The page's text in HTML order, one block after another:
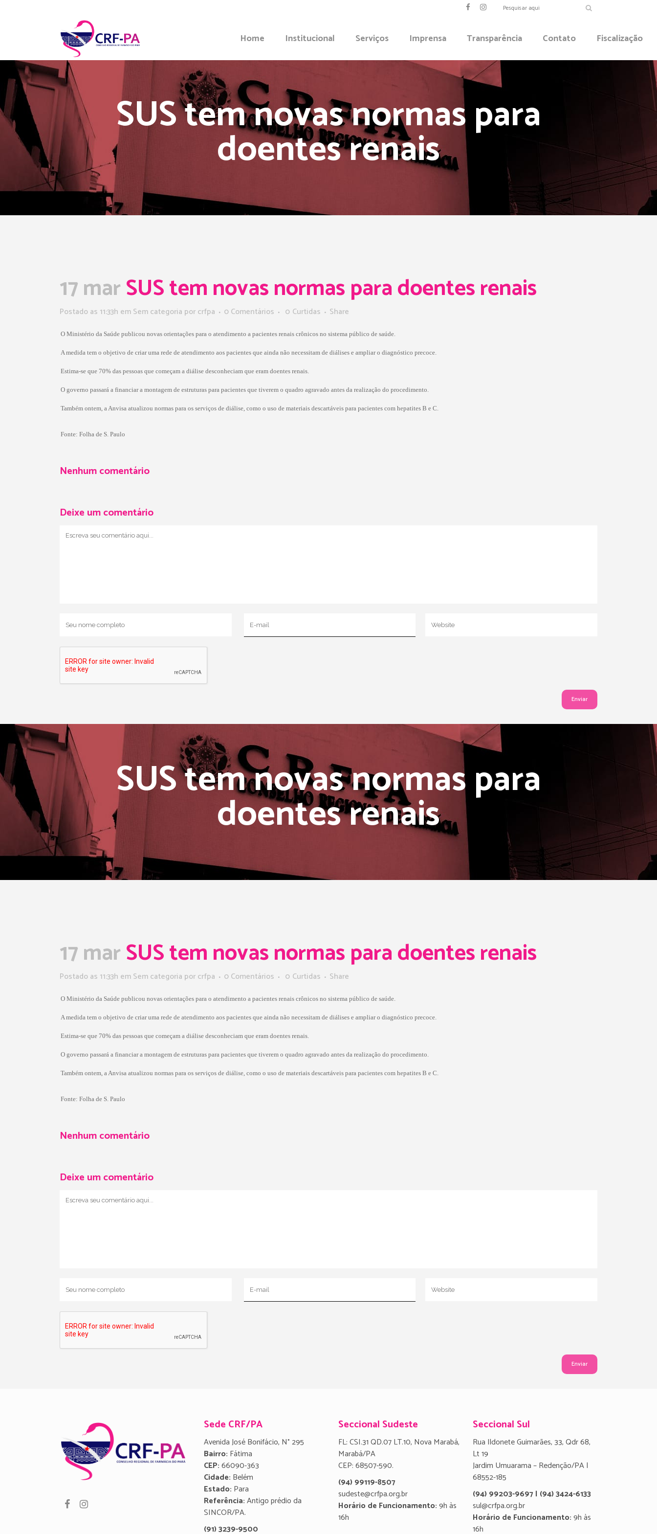
Home Institucional Serviços Imprensa Transparência Contato Fiscalização
SUS tem novas normas para
doentes renais
17 marSUS tem novas normas para doentes renais
Postado as 11:33h em Sem categoria porcrfpa 0 Comentários 0 Curtidas Share
O Ministério da Saúde publicou novas orientações para o atendimento a pacientes renais crônicos no sistema público de saúde.
A medida tem o objetivo de criar uma rede de atendimento aos pacientes que ainda não necessitam de diálises e ampliar o diagnóstico precoce.
Estima-se que 70% das pessoas que começam a diálise desconheciam que eram doentes renais.
O governo passará a financiar a montagem de estruturas para pacientes que tiverem o quadro agravado antes da realização do procedimento.
Também ontem, a Anvisa atualizou normas para os serviços de diálise, como o uso de materiais descartáveis para pacientes com hepatites B e C.
Fonte: Folha de S. Paulo
Nenhum comentário
Deixe um comentário
SUS tem novas normas para
doentes renais
17 marSUS tem novas normas para doentes renais
Postado as 11:33h em Sem categoria porcrfpa 0 Comentários 0 Curtidas Share
O Ministério da Saúde publicou novas orientações para o atendimento a pacientes renais crônicos no sistema público de saúde.
A medida tem o objetivo de criar uma rede de atendimento aos pacientes que ainda não necessitam de diálises e ampliar o diagnóstico precoce.
Estima-se que 70% das pessoas que começam a diálise desconheciam que eram doentes renais.
O governo passará a financiar a montagem de estruturas para pacientes que tiverem o quadro agravado antes da realização do procedimento.
Também ontem, a Anvisa atualizou normas para os serviços de diálise, como o uso de materiais descartáveis para pacientes com hepatites B e C.
Fonte: Folha de S. Paulo
Nenhum comentário
Deixe um comentário
Sede CRF/PA
Avenida José Bonifácio, N° 295
Bairro: Fátima
CEP:66090-363
Cidade: Belém
Estado: Para
Referência:Antigo prédio da
SINCOR/PA.
(91) 3239-9500
Seccional Sudeste
FL: CSI.31 QD.07 LT.10, Nova Marabá,
Marabá/PA
CEP: 68507-590.
(94) 99119-8507
sudeste@crfpa.org.br
Horário de Funcionamento:9h às
16h
Seccional Sul
Rua Ildonete Guimarães, 33, Qdr 68,
Lt 19
Jardim Umuarama – Redenção/PA |
68552-185
(94) 99203-9697 | (94) 3424-6133
sul@crfpa.org.br
Horário de Funcionamento:9h às
16h